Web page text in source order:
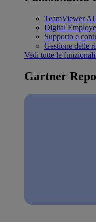
TeamViewer AI
Digital
Supporto e
Gestione delle
Vedi tutte le
Gartner